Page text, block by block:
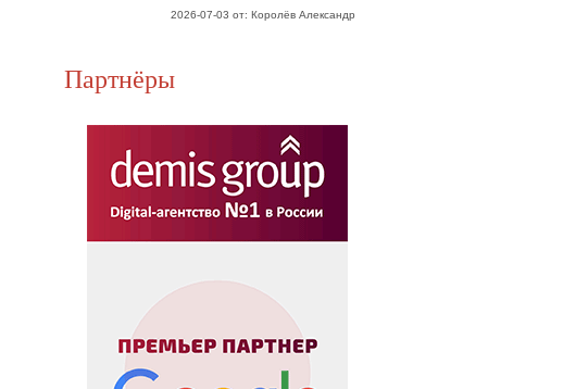
2026-07-03 от: Королёв Александр
Партнёры